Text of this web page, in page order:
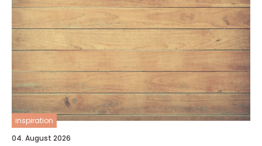
inspiration
04. August 2026